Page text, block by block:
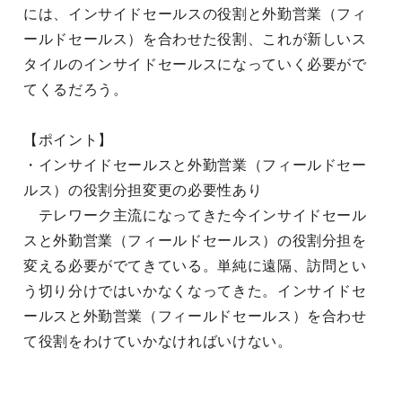
には、インサイドセールスの役割と外勤営業（フィ
ールドセールス）を合わせた役割、これが新しいス
タイルのインサイドセールスになっていく必要がで
てくるだろう。
【ポイント】
・インサイドセールスと外勤営業（フィールドセー
ルス）の役割分担変更の必要性あり
テレワーク主流になってきた今インサイドセール
スと外勤営業（フィールドセールス）の役割分担を
変える必要がでてきている。単純に遠隔、訪問とい
う切り分けではいかなくなってきた。インサイドセ
ールスと外勤営業（フィールドセールス）を合わせ
て役割をわけていかなければいけない。